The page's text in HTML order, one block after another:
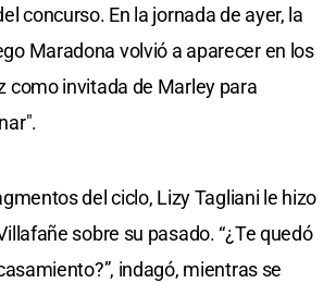
concurso. En la jornada de ayer, la
Maradona volvió a aparecer en los
como invitada de Marley para
del ciclo, Lizy Tagliani le hizo
sobre su pasado. “¿Te quedó
indagó, mientras se